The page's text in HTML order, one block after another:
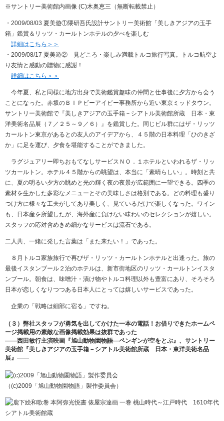
※サントリー美術館内画像 (C)木奥恵三（無断転載禁止）
・2009/08/03 夏美遊①隈研吾氏設計サントリー美術館「美しきアジアの玉手
箱」鑑賞＆リッツ・カールトンホテルの夕べを楽しむ
詳細はこちら＞＞
・2009/08/17 夏美遊② 見どころ・楽しみ満載トルコ旅行写真。トルコ航空よ
り友情と感動の贈物に感謝！
詳細はこちら＞＞
今年夏、私と同様に地方出身で美術鑑賞趣味の仲間と仕事後に夕方から会う
ことになった。赤坂のＢＩＰビーアイピー事務所から近い東京ミッドタウン。
サントリー美術館で『美しきアジアの玉手箱－シアトル美術館所蔵 日本・東
洋美術名品展（７／２５～９／６）』を鑑賞した。同じビル群にはザ・リッツ
カールトン東京があるとの友人のアイデアから、４５階の日本料理「ひのきざ
か」に足を運び、夕食を堪能することができました。
ラグジュアリー即ちおもてなしサービスＮＯ．１ホテルといわれるザ・リッ
ツカールトン。ホテル４５階からの眺望は、本当に「素晴らしい」。時刻と共
に、夏の明るい夕方の眺めと光の輝く夜の夜景が広範囲に一望できる。四季の
素材を生かした多彩なメニューとその美味しさは格別である。どの料理も盛り
つけ方に様々な工夫がしてあり美しく、見ているだけで楽しくなった。ワイン
も、日本産を所望したが、海外産に負けない味わいのセレクションが嬉しい。
スタッフの応対含めきめ細かなサービスは流石である。
二人共、一緒に発した言葉は「また来たい！」であった。
８月トルコ家族旅行で再びザ・リッツ・カールトンホテルと出逢った。旅の
最後イスタンブール２泊のホテルは、新市街地区のリッツ・カールトンイスタ
ンブール。朝食は、味噌汁・漬け物やトルコ料理以外も豊富にあり、そろそろ
日本が恋しくなりつつある日本人にとっては嬉しいサービスであった。
企業の「戦略は細部に宿る」ですね。
（３）弊社スタッフが勇気を出してかけた一本の電話！お借りできたホームペ
ージ掲載用の素敵な画像掲載効果は抜群であった
――西田敏行主演映画『旭山動物園物語―ペンギンが空をとぶ』、サントリー
美術館『美しきアジアの玉手箱－シアトル美術館所蔵 日本・東洋美術名品
展』――
（(c)2009「旭山動物園物語」製作委員会）